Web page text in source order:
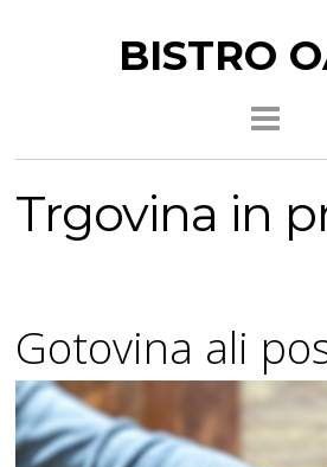
BISTRO
Trgovina in
Gotovina ali